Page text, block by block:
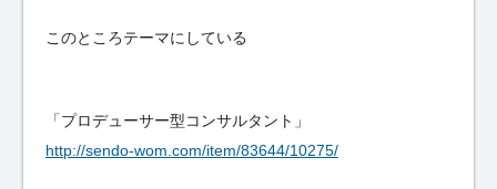
このところテーマにしている
「プロデューサー型コンサルタント」
http://sendo-wom.com/item/83644/10275/